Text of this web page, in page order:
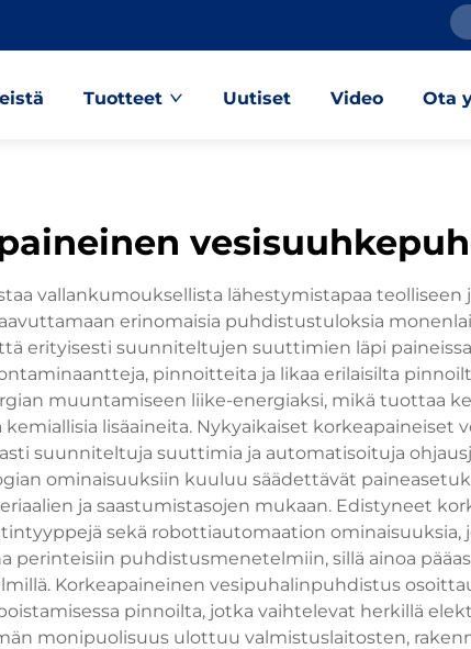
Tuotteet Uutiset Video Ota
vallankumouksellista lähestymistapaa teolliseen
erinomaisia puhdistustuloksia
erityisesti suunniteltujen suuttimien läpi
pinnoitteita ja likaa erilaisilta
muuntamiseen liike-energiaksi, mikä tuottaa
lisäaineita. Nykyaikaiset korkeapaineiset
suunniteltuja suuttimia ja automatisoituja
ominaisuuksiin kuuluu säädettävät
ja saastumistasojen mukaan. Edistyneet
sekä robottiautomaation
puhdistusmenetelmiin, sillä ainoa
Korkeapaineinen vesipuhalinpuhdistus
pinnoilta, jotka vaihtelevat herkillä
monipuolisuus ulottuu valmistuslaitosten,